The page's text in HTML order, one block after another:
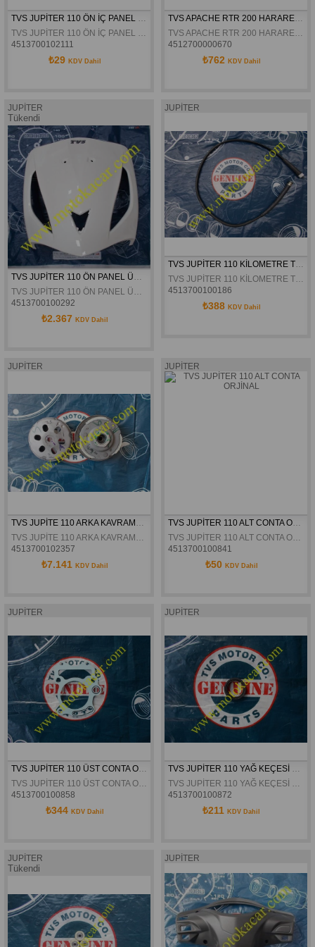
TVS JUPİTER 110 ÖN İÇ PANEL SOL DEKOR KAPAK ORJİNAL
TVS JUPİTER 110 ÖN İÇ PANEL SOL DEKOR KAPAK ORJİNAL
4513700102111
₺29 KDV Dahil
TVS APACHE RTR 200 HARARET MUŞURU ORJİNAL
TVS APACHE RTR 200 HARARET MUŞURU ORJİNAL
4512700000670
₺762 KDV Dahil
JUPİTER
Tükendi
TVS JUPİTER 110 ÖN PANEL ÜST BEYAZ ORJİNAL
TVS JUPİTER 110 ÖN PANEL ÜST BEYAZ ORJİNAL
4513700100292
₺2.367 KDV Dahil
JUPİTER
TVS JUPİTER 110 KİLOMETRE TELİ ORİJİNAL
TVS JUPİTER 110 KİLOMETRE TELİ ORİJİNAL
4513700100186
₺388 KDV Dahil
JUPİTER
TVS JUPİTE 110 ARKA KAVRAMA ORJİNAL
TVS JUPİTE 110 ARKA KAVRAMA ORJİNAL
4513700102357
₺7.141 KDV Dahil
JUPİTER
TVS JUPİTER 110 ALT CONTA ORJİNAL
TVS JUPİTER 110 ALT CONTA ORJİNAL
4513700100841
₺50 KDV Dahil
JUPİTER
TVS JUPİTER 110 ÜST CONTA ORJİNAL
TVS JUPİTER 110 ÜST CONTA ORJİNAL
4513700100858
₺344 KDV Dahil
JUPİTER
TVS JUPİTER 110 YAĞ KEÇESİ 30X40X7 ORJİNAL
TVS JUPİTER 110 YAĞ KEÇESİ 30X40X7 ORJİNAL
4513700100872
₺211KDV Dahil
JUPİTER
Tükendi
JUPİTER